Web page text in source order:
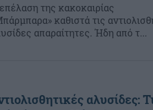
της κακοκαιρίας
καθιστά τις
απαραίτητες. Ήδη από τ...
αλυσίδες: